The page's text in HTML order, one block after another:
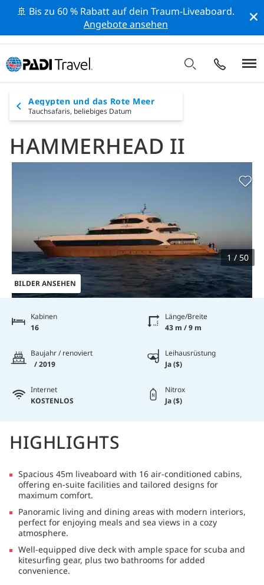
🚢 Bis zu 60 % Rabatt auf dein Traum-Liveaboard.
Angebote ansehen
Aegypten und das Rote Meer
Tauchsafaris, beliebiges Datum
HAMMERHEAD II
BILDER ANSEHEN
1 / 50
Kabinen
16
Länge/Breite
43 m / 9 m
Baujahr / renoviert
/ 2019
Leihausrüstung
Ja ($)
Internet
KOSTENLOS
Nitrox
Ja ($)
HIGHLIGHTS
Spacious 45m liveaboard with 16 air-conditioned cabins,
offering en-suite facilities and tailored designs for
maximum comfort.
Panoramic living and dining areas with modern interiors,
perfect for enjoying meals and sea views in a cozy
atmosphere.
Well-equipped dive deck with ample space for scuba and
kitesurfing gear, plus two bathrooms for added
convenience.